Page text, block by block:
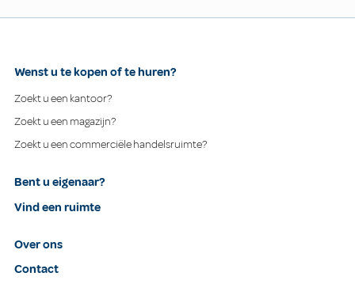
Wenst u te kopen of te huren?
Zoekt u een kantoor?
Zoekt u een magazijn?
Zoekt u een commerciële handelsruimte?
Bent u eigenaar?
Vind een ruimte
Over ons
Contact